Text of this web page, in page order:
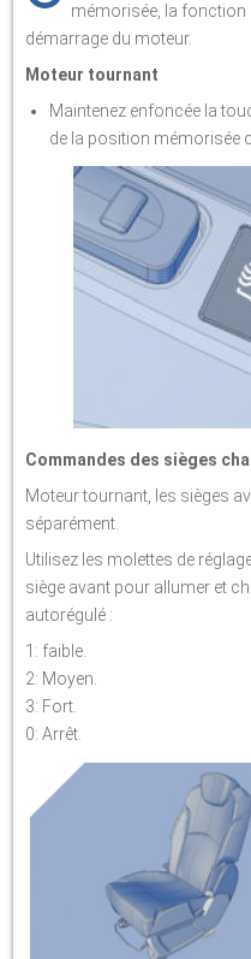
mémorisée, la fonction
démarrage du moteur.
Moteur tournant
Maintenez enfoncée la
de la position mémorisée
Commandes des sièges
Moteur tournant, les sièges
séparément.
Utilisez les molettes de
siège avant pour allumer et
autorégulé :
1: faible.
2: Moyen.
3: Fort.
0: Arrêt.